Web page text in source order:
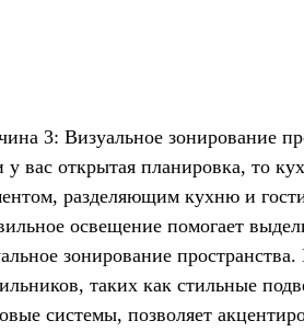
3: Визуальное зонирование
у вас открытая планировка, то
разделяющим кухню и
освещение помогает
зонирование
таких как стильные
системы, позволяет